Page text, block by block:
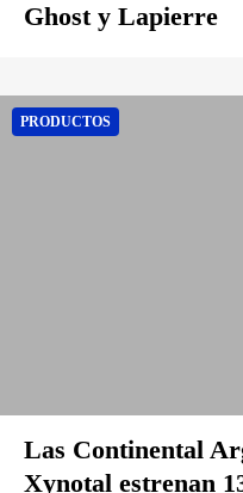
Ghost y Lapierre
PRODUCTOS
Las Continental
Xynotal estrenan